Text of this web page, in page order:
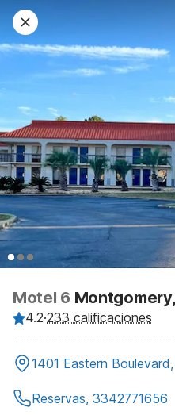
Motel 6
4.2·233 calificaciones
1401 Eastern
Reservas, 3342771656